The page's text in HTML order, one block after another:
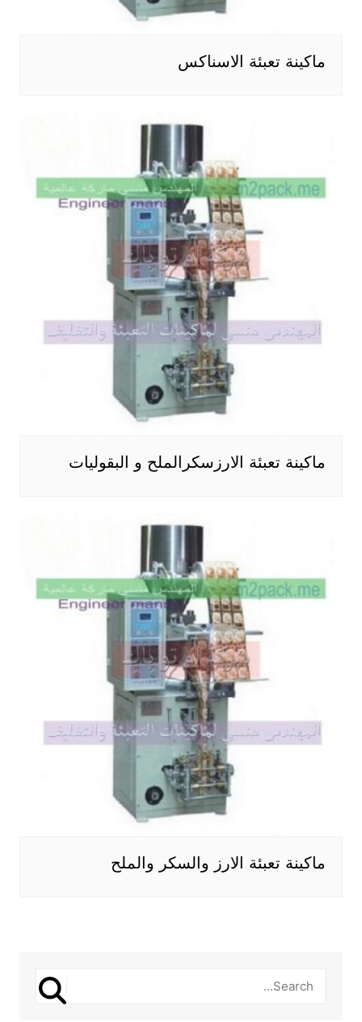
ماكينة تعبئة الاسناكس
ماكينة تعبئة الارزسكرالملح و البقوليات
ماكينة تعبئة الارز والسكر والملح